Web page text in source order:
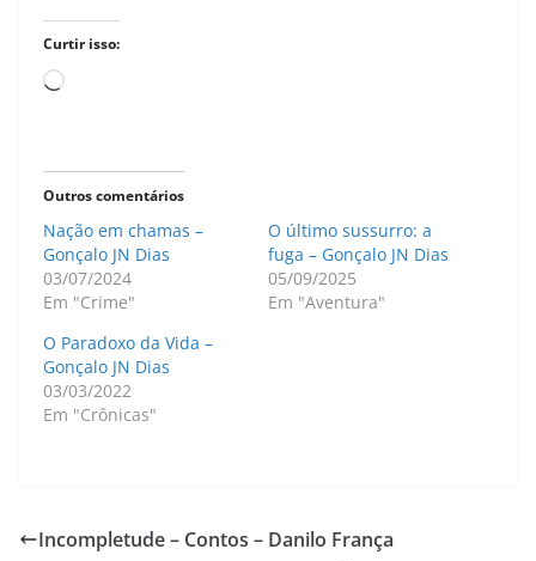
Curtir isso:
Carregando...
Outros comentários
Nação em chamas –
Gonçalo JN Dias
03/07/2024
Em "Crime"
O último sussurro: a
fuga – Gonçalo JN Dias
05/09/2025
Em "Aventura"
O Paradoxo da Vida –
Gonçalo JN Dias
03/03/2022
Em "Crônicas"
Incompletude – Contos – Danilo França